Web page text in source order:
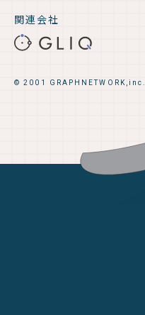
関連会社
© 2001 GRAPHNETWORK,inc.